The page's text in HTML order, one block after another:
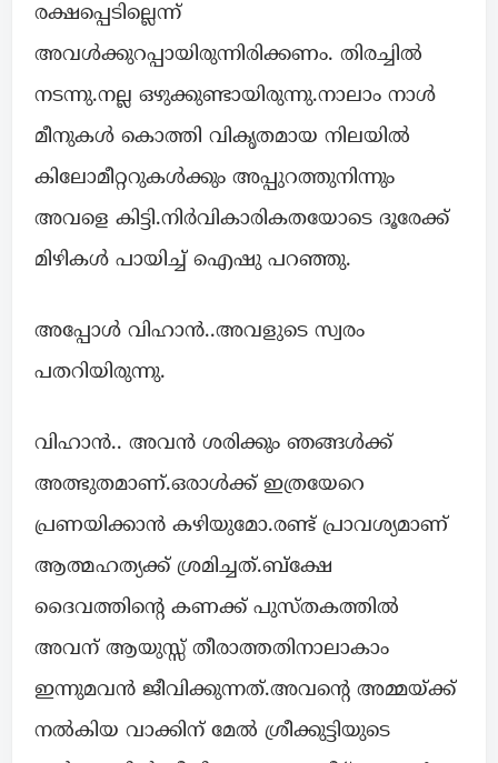
രക്ഷപ്പെടില്ലെന്ന്
അവൾക്കുറപ്പായിരുന്നിരിക്കണം. തിരച്ചിൽ
നടന്നു.നല്ല ഒഴുക്കുണ്ടായിരുന്നു.നാലാം നാൾ
മീനുകൾ കൊത്തി വികൃതമായ നിലയിൽ
കിലോമീറ്ററുകൾക്കും അപ്പുറത്തുനിന്നും
അവളെ കിട്ടി.നിർവികാരികതയോടെ ദൂരേക്ക്
മിഴികൾ പായിച്ച് ഐഷു പറഞ്ഞു.
അപ്പോൾ വിഹാൻ..അവളുടെ സ്വരം
പതറിയിരുന്നു.
വിഹാൻ.. അവൻ ശരിക്കും ഞങ്ങൾക്ക്
അത്ഭുതമാണ്.ഒരാൾക്ക് ഇത്രയേറെ
പ്രണയിക്കാൻ കഴിയുമോ.രണ്ട് പ്രാവശ്യമാണ്
ആത്മഹത്യക്ക് ശ്രമിച്ചത്.ബ്ക്ഷേ
ദൈവത്തിന്റെ കണക്ക് പുസ്തകത്തിൽ
അവന് ആയുസ്സ് തീരാത്തതിനാലാകാം
ഇന്നുമവൻ ജീവിക്കുന്നത്.അവന്റെ അമ്മയ്ക്ക്
നൽകിയ വാക്കിന് മേൽ ശ്രീക്കുട്ടിയുടെ